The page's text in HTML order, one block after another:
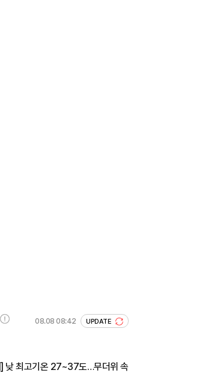
08.08 08:42 UPDATE
] 낮 최고기온 27~37도…무더위 속